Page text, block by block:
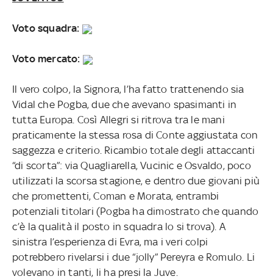
Voto squadra:
Voto mercato:
Il vero colpo, la Signora, l’ha fatto trattenendo sia
Vidal che Pogba, due che avevano spasimanti in
tutta Europa. Così Allegri si ritrova tra le mani
praticamente la stessa rosa di Conte aggiustata con
saggezza e criterio. Ricambio totale degli attaccanti
“di scorta”: via Quagliarella, Vucinic e Osvaldo, poco
utilizzati la scorsa stagione, e dentro due giovani più
che promettenti, Coman e Morata, entrambi
potenziali titolari (Pogba ha dimostrato che quando
c’è la qualità il posto in squadra lo si trova). A
sinistra l’esperienza di Evra, ma i veri colpi
potrebbero rivelarsi i due “jolly” Pereyra e Romulo. Li
volevano in tanti, li ha presi la Juve.